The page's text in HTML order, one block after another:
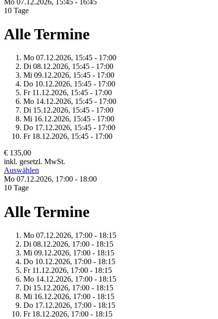
10 Tage
Alle Termine
Mo 07.12.2026, 15:45 - 17:00
Di 08.12.2026, 15:45 - 17:00
Mi 09.12.2026, 15:45 - 17:00
Do 10.12.2026, 15:45 - 17:00
Fr 11.12.2026, 15:45 - 17:00
Mo 14.12.2026, 15:45 - 17:00
Di 15.12.2026, 15:45 - 17:00
Mi 16.12.2026, 15:45 - 17:00
Do 17.12.2026, 15:45 - 17:00
Fr 18.12.2026, 15:45 - 17:00
€ 135,00
inkl. gesetzl. MwSt.
Auswählen
Mo 07.12.2026, 17:00 - 18:00
10 Tage
Alle Termine
Mo 07.12.2026, 17:00 - 18:15
Di 08.12.2026, 17:00 - 18:15
Mi 09.12.2026, 17:00 - 18:15
Do 10.12.2026, 17:00 - 18:15
Fr 11.12.2026, 17:00 - 18:15
Mo 14.12.2026, 17:00 - 18:15
Di 15.12.2026, 17:00 - 18:15
Mi 16.12.2026, 17:00 - 18:15
Do 17.12.2026, 17:00 - 18:15
Fr 18.12.2026, 17:00 - 18:15